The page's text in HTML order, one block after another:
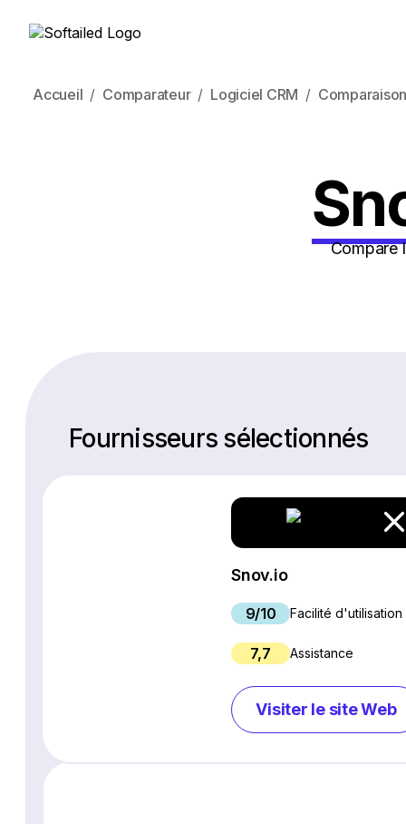
Accueil Comparateur Logiciel CRM
Compare
Fournisseurs sélectionnés
Snov.io
9/10 Facilité d'utilisation
7,7 Assistance
Visiter le site Web